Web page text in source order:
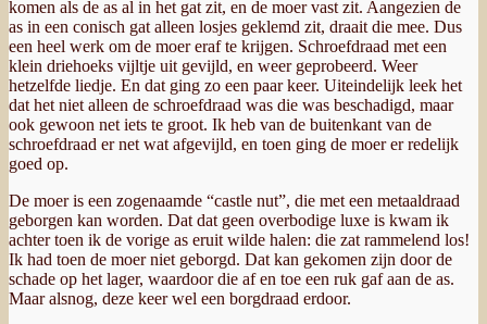
komen als de as al in het gat zit, en de moer vast zit. Aangezien de
as in een conisch gat alleen losjes geklemd zit, draait die mee. Dus
een heel werk om de moer eraf te krijgen. Schroefdraad met een
klein driehoeks vijltje uit gevijld, en weer geprobeerd. Weer
hetzelfde liedje. En dat ging zo een paar keer. Uiteindelijk leek het
dat het niet alleen de schroefdraad was die was beschadigd, maar
ook gewoon net iets te groot. Ik heb van de buitenkant van de
schroefdraad er net wat afgevijld, en toen ging de moer er redelijk
goed op.
De moer is een zogenaamde “castle nut”, die met een metaaldraad
geborgen kan worden. Dat dat geen overbodige luxe is kwam ik
achter toen ik de vorige as eruit wilde halen: die zat rammelend los!
Ik had toen de moer niet geborgd. Dat kan gekomen zijn door de
schade op het lager, waardoor die af en toe een ruk gaf aan de as.
Maar alsnog, deze keer wel een borgdraad erdoor.